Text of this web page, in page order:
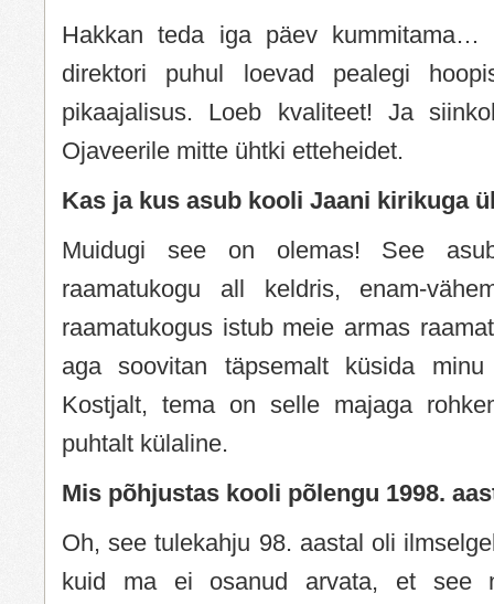
Hakkan teda iga päev kummitama…
direktori puhul loevad pealegi
pikaajalisus. Loeb kvaliteet! Ja
Ojaveerile mitte ühtki etteheidet.
Kas ja kus asub kooli Jaani kirikuga
Muidugi see on olemas! See
raamatukogu all keldris, enam-
raamatukogus istub meie armas
aga soovitan täpsemalt küsida minu
Kostjalt, tema on selle majaga
puhtalt külaline.
Mis põhjustas kooli põlengu 1998.
Oh, see tulekahju 98. aastal oli
kuid ma ei osanud arvata, et see